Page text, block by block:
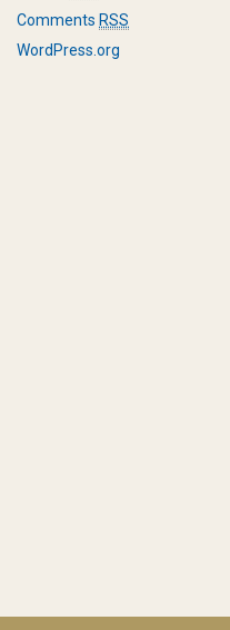
Comments RSS
WordPress.org